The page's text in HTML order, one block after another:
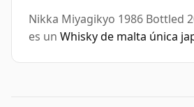
Nikka Miyagikyo 1986 Bottled
es un Whisky de malta única